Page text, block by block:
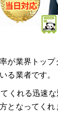
が業界トッ
る業者です。
くれる迅速
となってくれ